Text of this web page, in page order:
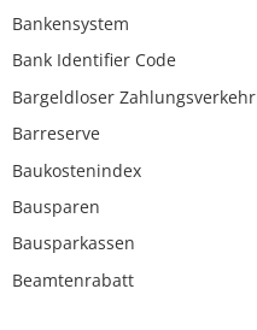
Bankensystem
Bank Identifier Code
Bargeldloser Zahlungsverkehr
Barreserve
Baukostenindex
Bausparen
Bausparkassen
Beamtenrabatt